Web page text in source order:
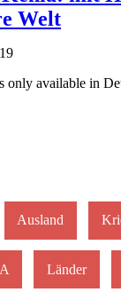
Welt
only available in
Ausland
Länder